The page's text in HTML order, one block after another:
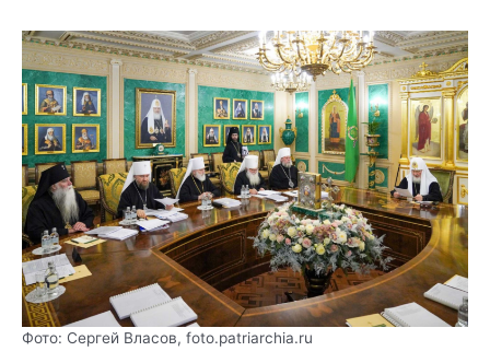
Фото: Сергей Власов, foto.patriarchia.ru